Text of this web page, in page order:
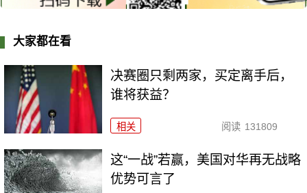
大家都在看
决赛圈只剩两家，买定离手后，
谁将获益？
相关 阅读 131809
这“一战”若赢，美国对华再无战略
优势可言了